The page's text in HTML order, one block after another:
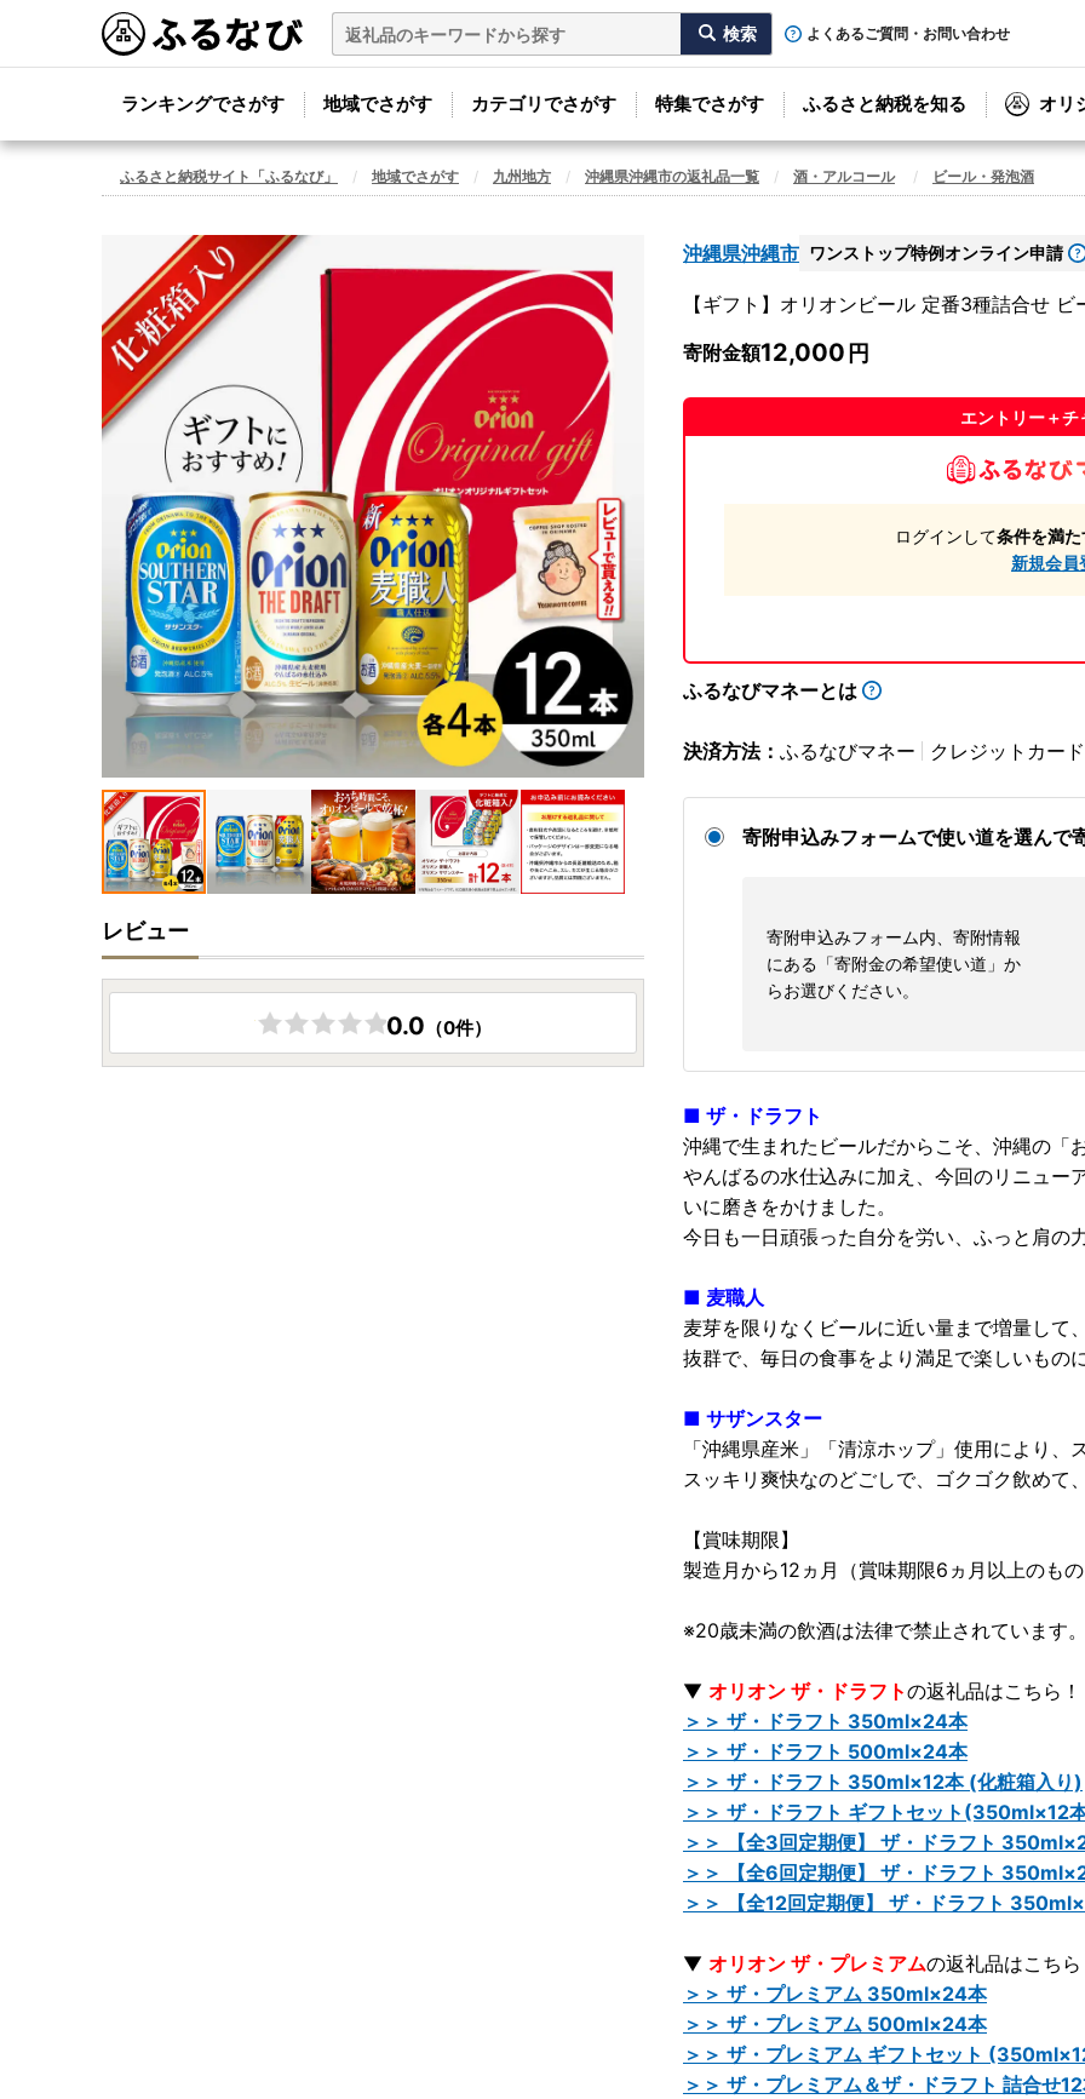
よくあるご質問・お問い合わせ
ランキングでさがす 地域でさがす カテゴリでさがす 特集でさがす ふるさと納税を知る オリ
ふるさと納税サイト「ふるなび」 地域でさがす 九州地方 沖縄県沖縄市の返礼品一覧 酒・アルコール ビール・発泡酒
沖縄県沖縄市 ワンストップ特例オンライン申請
【ギフト】オリオンビール 定番3種詰合せ
寄附金額12,000
エントリー＋チ
ログインして条件を満た
新規会員
ふるなびマネーとは
決済方法： ふるなびマネー クレジットカード
寄附申込みフォームで使い道を選んで
寄附申込みフォーム内、寄附情報
にある「寄附金の希望使い道」か
らお選びください。
■ ザ・ドラフト
沖縄で生まれたビールだからこそ、沖縄の「
やんばるの水仕込みに加え、今回のリニュー
いに磨きをかけました。
今日も一日頑張った自分を労い、ふっと肩の
■ 麦職人
麦芽を限りなくビールに近い量まで増量して
抜群で、毎日の食事をより満足で楽しいもの
■ サザンスター
「沖縄県産米」「清涼ホップ」使用により、
スッキリ爽快なのどごしで、ゴクゴク飲めて
【賞味期限】
製造月から12ヵ月（賞味期限6ヵ月以上のもの
※20歳未満の飲酒は法律で禁止されています。
▼ オリオン ザ・ドラフトの返礼品はこちら
＞＞ ザ・ドラフト 350ml×24本
＞＞ ザ・ドラフト 500ml×24本
＞＞ ザ・ドラフト 350ml×12本 (化粧箱入り)
＞＞ ザ・ドラフト ギフトセット(350ml×12
＞＞ 【全3回定期便】 ザ・ドラフト
＞＞ 【全6回定期便】 ザ・ドラフト
＞＞ 【全12回定期便】 ザ・ドラフト
▼ オリオン ザ・プレミアムの返礼品はこち
＞＞ ザ・プレミアム 350ml×24本
＞＞ ザ・プレミアム 500ml×24本
＞＞ ザ・プレミアム ギフトセット
＞＞ ザ・プレミアム＆ザ・ドラフト 詰合せ
レビュー
0.0 （0件）